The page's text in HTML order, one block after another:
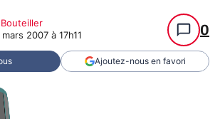
2007 à 17h11 0
Ajoutez-nous en favori